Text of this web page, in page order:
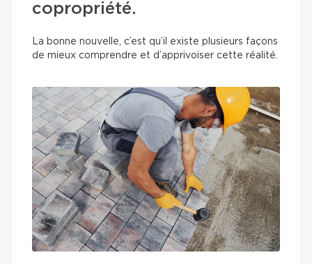
copropriété.
La bonne nouvelle, c’est qu’il existe plusieurs façons
de mieux comprendre et d’apprivoiser cette réalité.